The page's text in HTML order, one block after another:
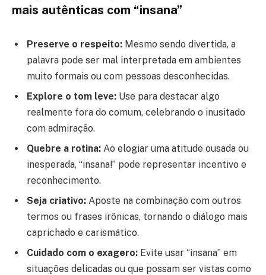
mais autênticas com “insana”
Preserve o respeito: Mesmo sendo divertida, a
palavra pode ser mal interpretada em ambientes
muito formais ou com pessoas desconhecidas.
Explore o tom leve: Use para destacar algo
realmente fora do comum, celebrando o inusitado
com admiração.
Quebre a rotina: Ao elogiar uma atitude ousada ou
inesperada, “insana!” pode representar incentivo e
reconhecimento.
Seja criativo: Aposte na combinação com outros
termos ou frases irônicas, tornando o diálogo mais
caprichado e carismático.
Cuidado com o exagero: Evite usar “insana” em
situações delicadas ou que possam ser vistas como